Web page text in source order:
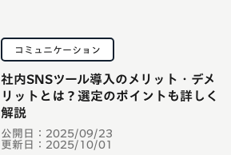
コミュニケーション
公開日： 2025/09/23
更新日： 2025/10/01
社内SNSツール導入のメリット・デメ
リットとは？選定のポイントも詳しく
解説